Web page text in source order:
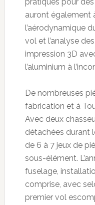
pratiques pour des
auront également
l’aérodynamique
vol et l’analyse
impression 3D
l’aluminium à
De nombreuses
fabrication et à
Avec deux
détachées durant
de 6 à 7 jeux de
sous-élément.
fuselage,
comprise, avec
premier vol